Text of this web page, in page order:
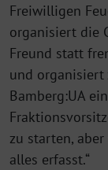
Freiwilligen
organisiert die
Freund statt
und organisiert
Bamberg:UA
zu starten,
alles erfasst.“